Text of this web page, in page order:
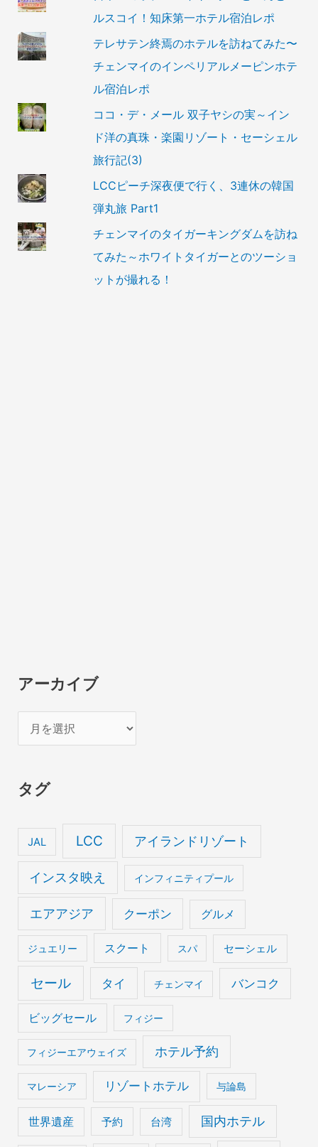
ルスコイ！知床第一ホテル宿泊レポ
テレサテン終焉のホテルを訪ねてみた〜
チェンマイのインペリアルメーピンホテ
ル宿泊レポ
ココ・デ・メール 双子ヤシの実～イン
ド洋の真珠・楽園リゾート・セーシェル
旅行記(3)
LCCピーチ深夜便で行く、3連休の韓国
弾丸旅 Part1
チェンマイのタイガーキングダムを訪ね
てみた～ホワイトタイガーとのツーショ
ットが撮れる！
アーカイブ
ー
イ
タグ
JAL LCC アイランドリゾート
インスタ映え インフィニティプール
エアアジア クーポン グルメ
ジュエリー スクート スパ セーシェル
セール タイ チェンマイ バンコク
ビッグセール フィジー
フィジーエアウェイズ ホテル予約
マレーシア リゾートホテル 与論島
世界遺産 予約 台湾 国内ホテル